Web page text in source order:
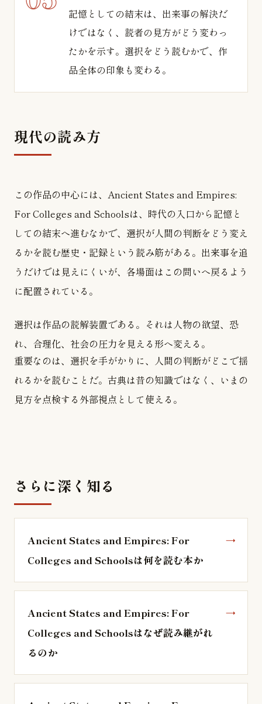
記憶としての結末は、出来事の解決だ
けではなく、読者の見方がどう変わっ
たかを示す。選択をどう読むかで、作
品全体の印象も変わる。
現代の読み方
この作品の中心には、Ancient States and Empires:
For Colleges and Schoolsは、時代の入口から記憶と
しての結末へ進むなかで、選択が人間の判断をどう変え
るかを読む歴史・記録という読み筋がある。出来事を追
うだけでは見えにくいが、各場面はこの問いへ戻るよう
に配置されている。
選択は作品の読解装置である。それは人物の欲望、恐
れ、合理化、社会の圧力を見える形へ変える。
重要なのは、選択を手がかりに、人間の判断がどこで揺
れるかを読むことだ。古典は昔の知識ではなく、いまの
見方を点検する外部視点として使える。
さらに深く知る
Ancient States and Empires: For
Colleges and Schoolsは何を読む本か
Ancient States and Empires: For
Colleges and Schoolsはなぜ読み継がれ
るのか